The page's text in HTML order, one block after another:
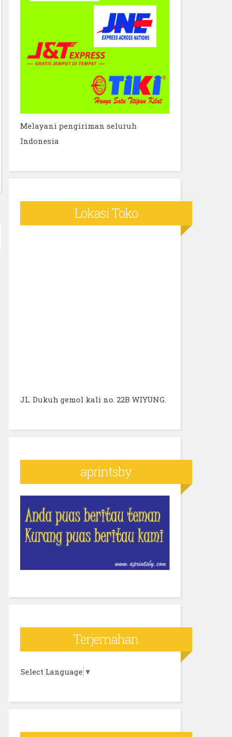
Melayani pengiriman seluruh
Indonesia
Lokasi Toko
JL. Dukuh gemol kali no. 22B WIYUNG.
aprintsby
Terjemahan
Select Language ▼